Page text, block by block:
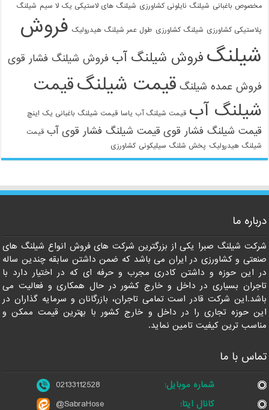
مخصوص باغبانی شیلنگ نایلونی کشاورزی شیلنگ های لاستیکی یک لا سیم شیلنگ
پلاستیکی کشاورزی شیلنگ کشاورزی طول عمر شیلنگ هیدرولیک فروش
شیلنگ فروش شیلنگ آب فروش شیلنگ فشار قوی
فروش عمده شیلنگ قیمت شیلنگقیمت
شیلنگ آب قیمت شیلنگ آب یاسا قیمت شیلنگ باغبانی یک اینچ
قیمت شیلنگ فشار قوی قیمت شیلنگ فشار قوی آب قیمت
شیلنگ هیدرولیک پخش شلنگ سیلیکونی کشاورزی
درباره ما
شرکت شیلنگ صبرا یکی از بزرگترین شرکت های فروش انواع شیلنگ های
صنعتی و کشاورزی در ایران می باشد که ضمن داشتن سابقه چندین ساله
در این حوزه و داشتن کادری مجرب و حرفه ای که در اختیار دارد با
تاجران بسیاری در داخل و خارج کشور در حال همکاری و فعالیت می
باشد.این شرکت قادر است تمامی تاجران، بازرگانان و سرمایه گذاران در
این حوزه تجاری را در داخل و خارج کشور با بهترین قیمت ممکن و
مناسب ترین کیفیت تامین نماید.
تماس با ما
شماره موبایل:
02133112528
کانال ایتا:
@SabraHose